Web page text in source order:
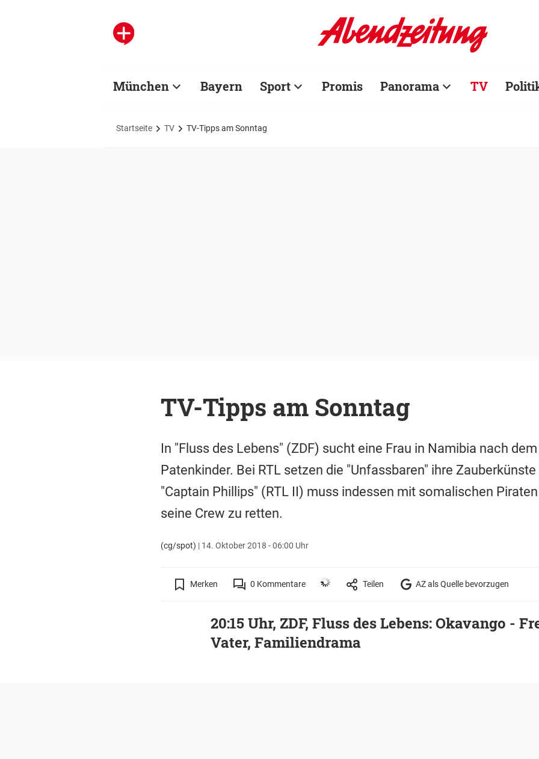
München Bayern Sport Promis Panorama TV
Startseite TV TV-Tipps am Sonntag
TV-Tipps am Sonntag
In "Fluss des Lebens" (ZDF) sucht eine Frau in Namibia nach
Patenkinder. Bei RTL setzen die "Unfassbaren" ihre
"Captain Phillips" (RTL II) muss indessen mit somalischen
seine Crew zu retten.
(cg/spot) | 14. Oktober 2018 - 06:00 Uhr
Merken 0 Kommentare Teilen AZ als Quelle bevorzugen
20:15 Uhr, ZDF, Fluss des Lebens: Okavango -
Vater, Familiendrama